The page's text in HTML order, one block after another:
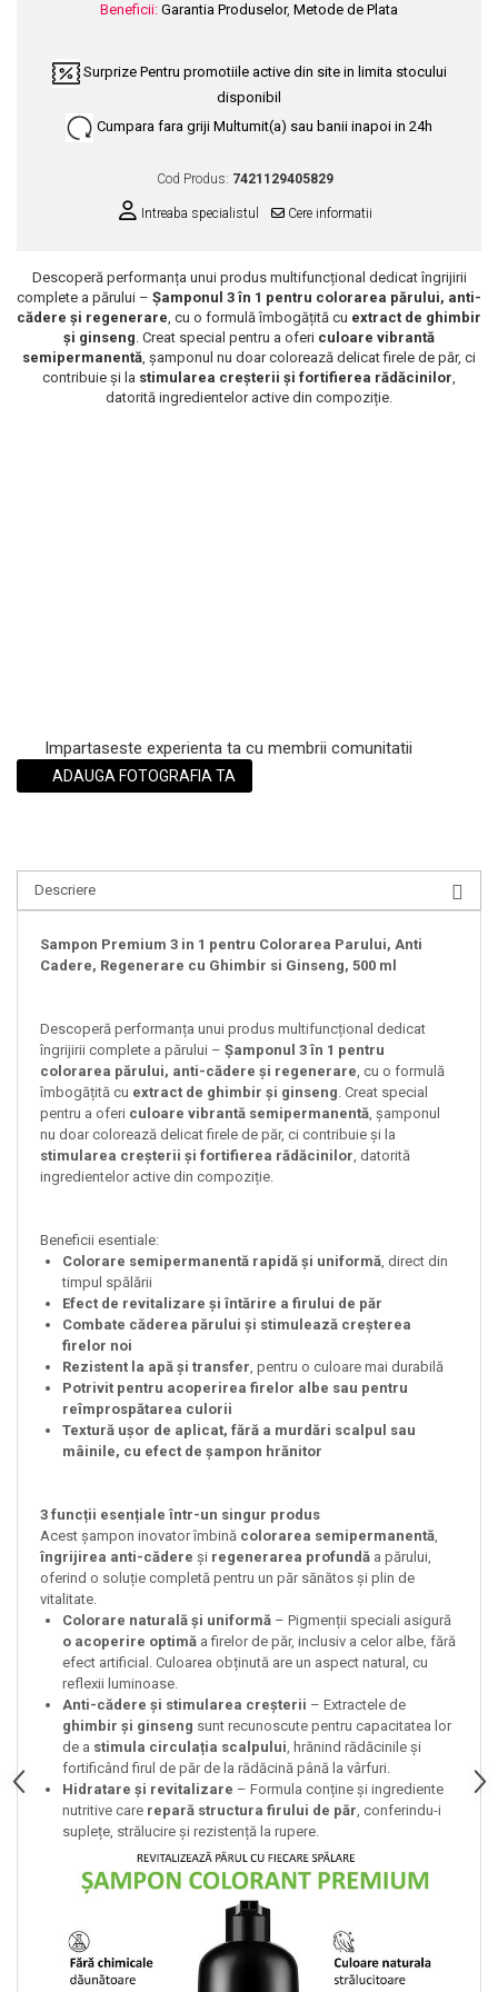
Beneficii: Garantia Produselor, Metode de Plata
Surprize Pentru promotiile active din site in limita stocului
disponibil
Cumpara fara griji Multumit(a) sau banii inapoi in 24h
Cod Produs: 7421129405829
Intreaba specialistul Cere informatii
Descoperă performanța unui produs multifuncțional dedicat îngrijirii
complete a părului – Șamponul 3 în 1 pentru colorarea părului, anti-
cădere și regenerare, cu o formulă îmbogățită cu extract de ghimbir
și ginseng. Creat special pentru a oferi culoare vibrantă
semipermanentă, șamponul nu doar colorează delicat firele de păr, ci
contribuie și la stimularea creșterii și fortifierea rădăcinilor,
datorită ingredientelor active din compoziție.
Impartaseste experienta ta cu membrii comunitatii
ADAUGA FOTOGRAFIA TA
Descriere
Sampon Premium 3 in 1 pentru Colorarea Parului, Anti
Cadere, Regenerare cu Ghimbir si Ginseng, 500 ml
Descoperă performanța unui produs multifuncțional dedicat
îngrijirii complete a părului – Șamponul 3 în 1 pentru
colorarea părului, anti-cădere și regenerare, cu o formulă
îmbogățită cu extract de ghimbir și ginseng. Creat special
pentru a oferi culoare vibrantă semipermanentă, șamponul
nu doar colorează delicat firele de păr, ci contribuie și la
stimularea creșterii și fortifierea rădăcinilor, datorită
ingredientelor active din compoziție.
Beneficii esentiale:
Colorare semipermanentă rapidă și uniformă, direct din
timpul spălării
Efect de revitalizare și întărire a firului de păr
Combate căderea părului și stimulează creșterea
firelor noi
Rezistent la apă și transfer, pentru o culoare mai durabilă
Potrivit pentru acoperirea firelor albe sau pentru
reîmprospătarea culorii
Textură ușor de aplicat, fără a murdări scalpul sau
mâinile, cu efect de șampon hrănitor
3 funcții esențiale într-un singur produs
Acest șampon inovator îmbină colorarea semipermanentă,
îngrijirea anti-cădere și regenerarea profundă a părului,
oferind o soluție completă pentru un păr sănătos și plin de
vitalitate.
Colorare naturală și uniformă – Pigmenții speciali asigură
o acoperire optimă a firelor de păr, inclusiv a celor albe, fără
efect artificial. Culoarea obținută are un aspect natural, cu
reflexii luminoase.
Anti-cădere și stimularea creșterii – Extractele de
ghimbir și ginseng sunt recunoscute pentru capacitatea lor
de a stimula circulația scalpului, hrănind rădăcinile și
fortificând firul de păr de la rădăcină până la vârfuri.
Hidratare și revitalizare – Formula conține și ingrediente
nutritive care repară structura firului de păr, conferindu-i
suplețe, strălucire și rezistență la rupere.